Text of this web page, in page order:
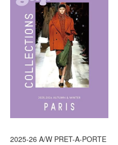
2025-26 A/W PRET-A-PORTE